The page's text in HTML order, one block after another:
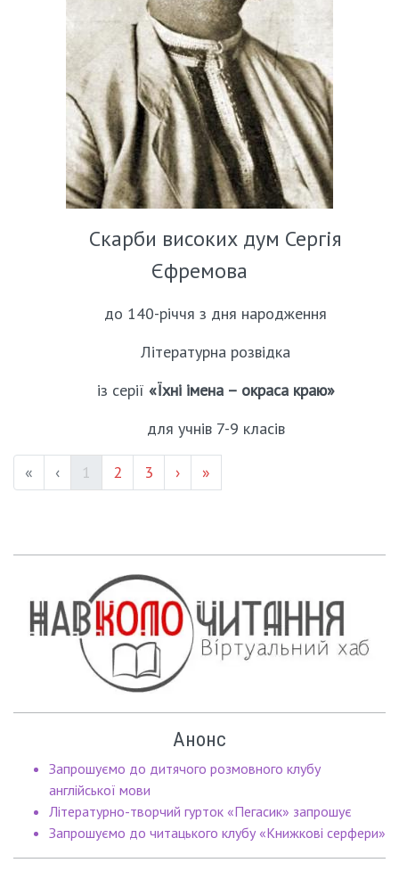
Скарби високих дум Сергія
Єфремова
до 140-річчя з дня народження
Літературна розвідка
із серії «Їхні імена – окраса краю»
для учнів 7-9 класів
« ‹ (current)
1 Page #
2 Page #
3 › »
Анонс
Запрошуємо до дитячого розмовного клубу
англійської мови
Літературно-творчий гурток «Пегасик» запрошує
Запрошуємо до читацького клубу «Книжкові серфери»